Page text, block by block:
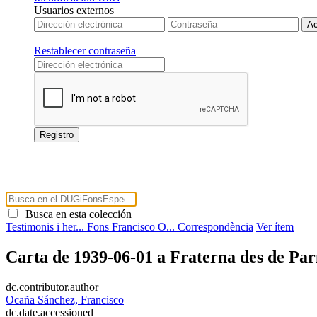
Usuarios externos
Restablecer contraseña
Busca en esta colección
Testimonis i her... Fons Francisco O... Correspondència Ver ítem
Carta de 1939-06-01 a Fraterna des de
dc.contributor.author
Ocaña Sánchez, Francisco
dc.date.accessioned